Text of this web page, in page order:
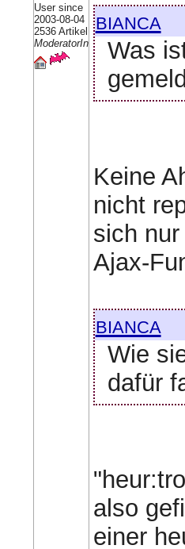
User since
2003-08-04
2536 Artikel
ModeratorIn
bianca
Was
Keine
nicht
sich
Ajax-
bianca
Wie
dafür
also
einer